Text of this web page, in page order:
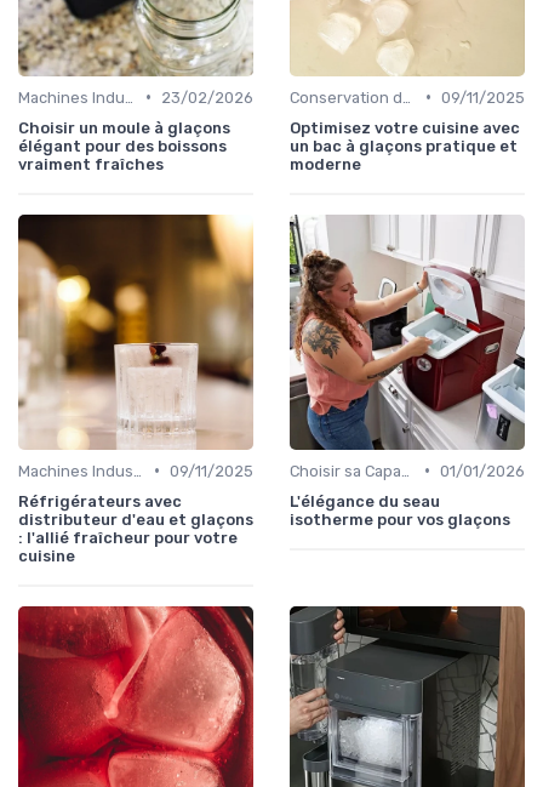
•
23/02/2026
Choisir un moule à glaçons
élégant pour des boissons
vraiment fraîches
• 09/11/2025
Optimisez votre cuisine avec
un bac à glaçons pratique et
moderne
• 09/11/2025
Réfrigérateurs avec
distributeur d'eau et glaçons
: l'allié fraîcheur pour votre
cuisine
• 01/01/2026
L'élégance du seau
isotherme pour vos glaçons